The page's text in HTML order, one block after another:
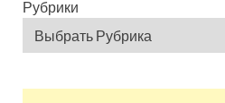
Рубрики